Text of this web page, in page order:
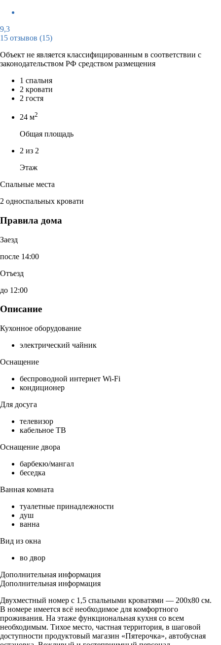
9,3
15 отзывов (15)
Объект не является классифицированным в соответствии с
законодательством РФ средством размещения
1 спальня
2 кровати
2 гостя
24 м2
Общая площадь
2 из 2
Этаж
Спальные места
2 односпальных кровати
Правила дома
Заезд
после 14:00
Отъезд
до 12:00
Описание
Кухонное оборудование
электрический чайник
Оснащение
беспроводной интернет Wi-Fi
кондиционер
Для досуга
телевизор
кабельное ТВ
Оснащение двора
барбекю/мангал
беседка
Ванная комната
туалетные принадлежности
душ
ванна
Вид из окна
во двор
Дополнительная информация
Дополнительная информация
Двухместный номер с 1,5 спальными кроватями — 200х80 см.
В номере имеется всё необходимое для комфортного
проживания. На этаже функциональная кухня со всем
необходимым. Тихое место, частная территория, в шаговой
доступности продуктовый магазин «Пятерочка», автобусная